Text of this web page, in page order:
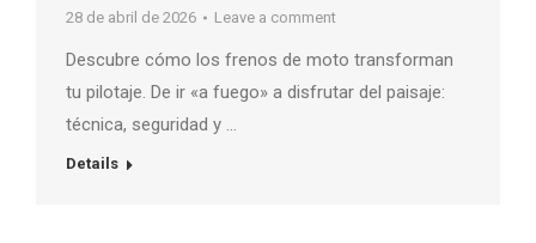
28 de abril de 2026
Leave a comment
Descubre cómo los frenos de moto transforman
tu pilotaje. De ir «a fuego» a disfrutar del paisaje:
técnica, seguridad y …
Details